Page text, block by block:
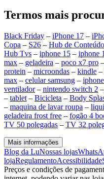
Termos mais
Black Friday – iPhone 17 –
Copa – S26 – Hub de Conteúdo
Hub Tvs – iphone 15 – iphone
max – geladeira – poco x7 pro –
protein – microondas – kindle –
max – celular samsung –
ventilador– nintendo switch 2 –
– tablet – Bicicleta – Body
– maquina de lavar roupa –
geladeira frost free – fogão 4
TV 50 polegadas – TV 32
Mais informações
Blog da LuNossas lojas
lojaRegulamentoAcessibilidade
Preços e condições de